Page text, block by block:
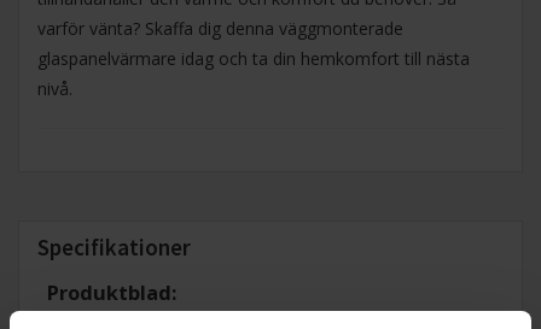
varför vänta? Skaffa dig denna väggmonterade
glaspanelvärmare idag och ta din hemkomfort till nästa
nivå.
Specifikationer
Produktblad: